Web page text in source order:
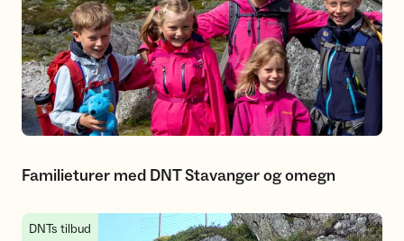
Familieturer med DNT Stavanger og omegn
Seniorturer med Stavanger Turistforening
DNTs tilbud